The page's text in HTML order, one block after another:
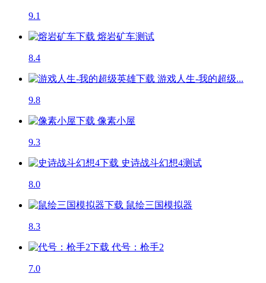
9.1
熔岩矿车测试
8.4
游戏人生-我的超级...
9.8
像素小屋
9.3
史诗战斗幻想4测试
8.0
鼠绘三国模拟器
8.3
代号：枪手2
7.0